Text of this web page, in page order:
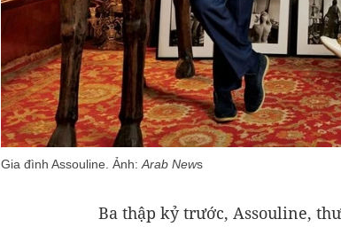
Gia đình Assouline. Ảnh: Arab News
Ba thập kỷ trước, Assouline,